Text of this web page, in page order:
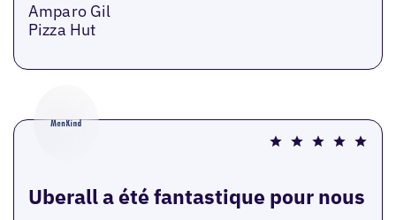
Amparo Gil
Pizza Hut
Uberall a été fantastique pour nous